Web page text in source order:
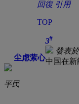
回復 引用
TOP
尘虑萦心
平民
3#
發表
中国在新